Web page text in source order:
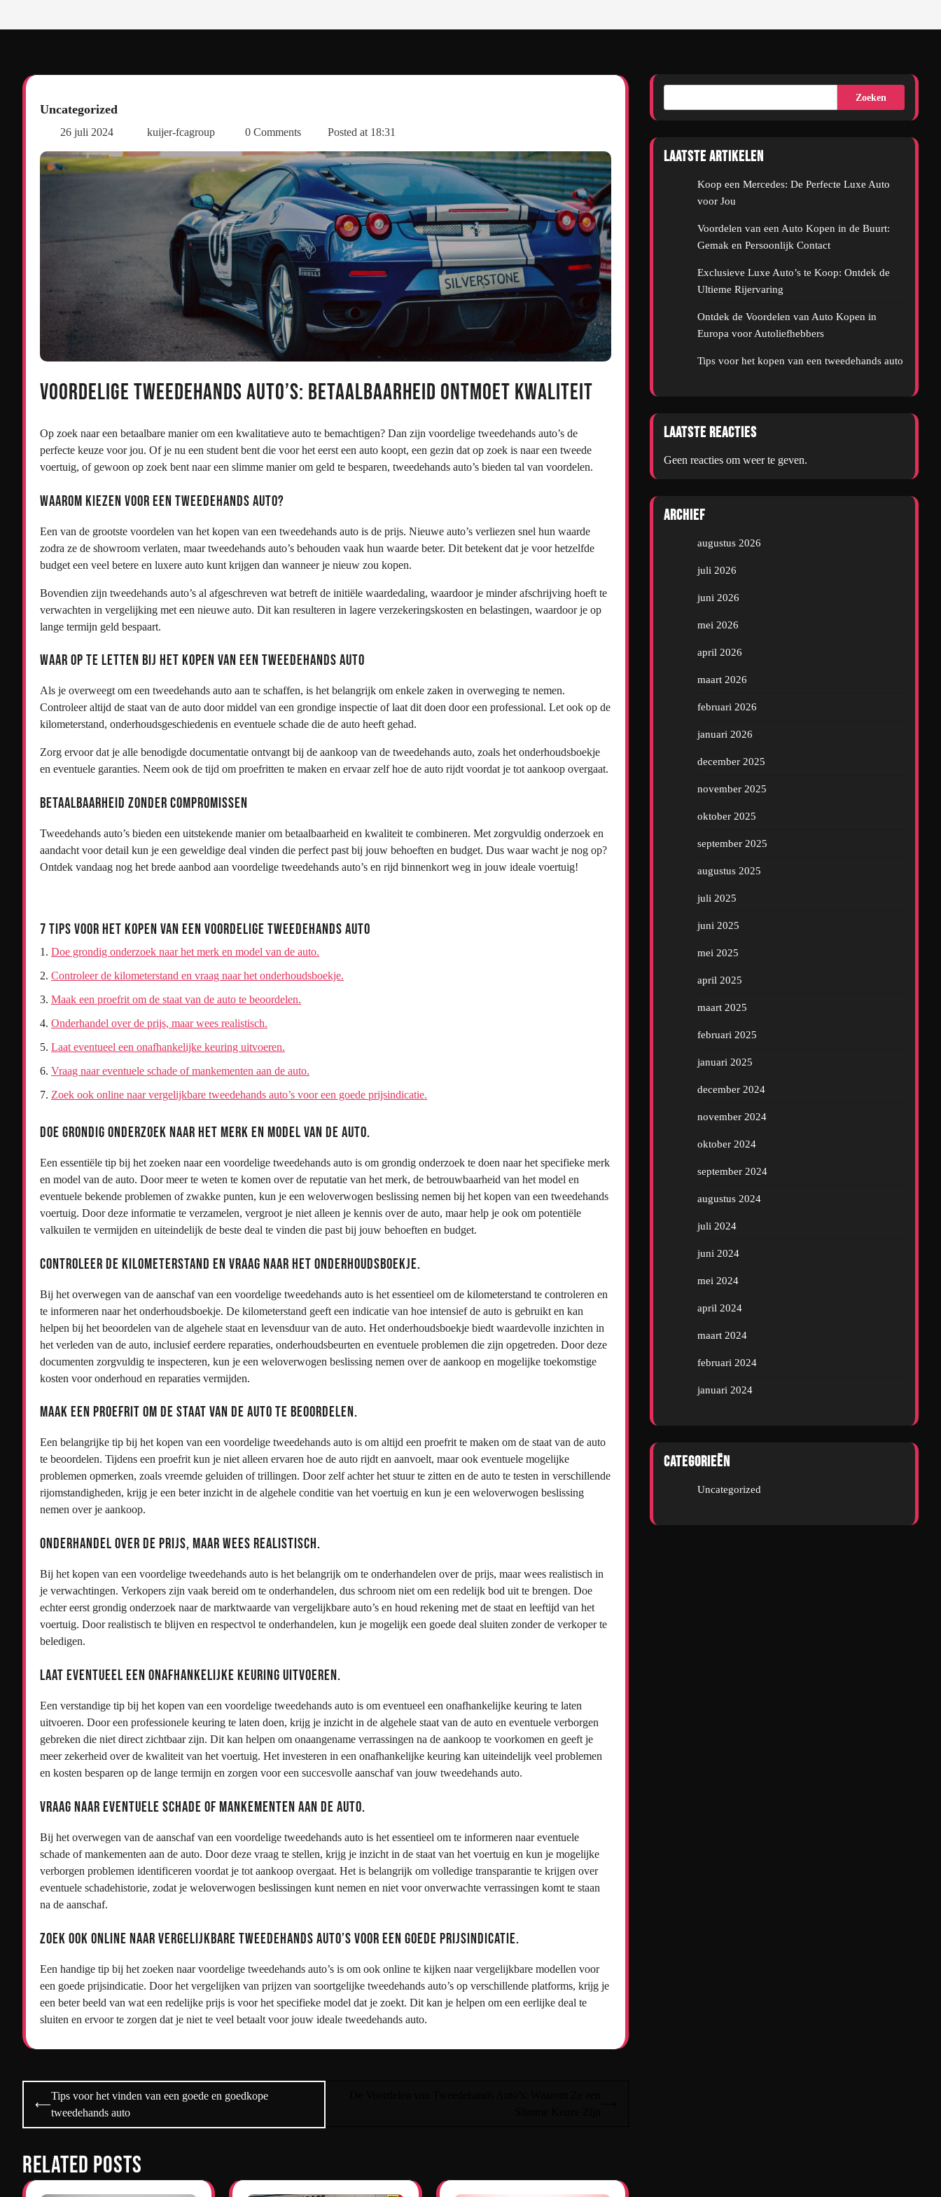
Uncategorized
26 juli 2024 kuijer-fcagroup 0 Comments Posted at 18:31
Voordelige Tweedehands Auto’s: Betaalbaarheid Ontmoet Kwaliteit
Op zoek naar een betaalbare manier om een kwalitatieve auto te bemachtigen? Dan zijn voordelige tweedehands auto’s de
perfecte keuze voor jou. Of je nu een student bent die voor het eerst een auto koopt, een gezin dat op zoek is naar een tweede
voertuig, of gewoon op zoek bent naar een slimme manier om geld te besparen, tweedehands auto’s bieden tal van voordelen.
Waarom Kiezen voor Een Tweedehands Auto?
Een van de grootste voordelen van het kopen van een tweedehands auto is de prijs. Nieuwe auto’s verliezen snel hun waarde
zodra ze de showroom verlaten, maar tweedehands auto’s behouden vaak hun waarde beter. Dit betekent dat je voor hetzelfde
budget een veel betere en luxere auto kunt krijgen dan wanneer je nieuw zou kopen.
Bovendien zijn tweedehands auto’s al afgeschreven wat betreft de initiële waardedaling, waardoor je minder afschrijving hoeft te
verwachten in vergelijking met een nieuwe auto. Dit kan resulteren in lagere verzekeringskosten en belastingen, waardoor je op
lange termijn geld bespaart.
Waar Op Te Letten Bij Het Kopen Van Een Tweedehands Auto
Als je overweegt om een tweedehands auto aan te schaffen, is het belangrijk om enkele zaken in overweging te nemen.
Controleer altijd de staat van de auto door middel van een grondige inspectie of laat dit doen door een professional. Let ook op de
kilometerstand, onderhoudsgeschiedenis en eventuele schade die de auto heeft gehad.
Zorg ervoor dat je alle benodigde documentatie ontvangt bij de aankoop van de tweedehands auto, zoals het onderhoudsboekje
en eventuele garanties. Neem ook de tijd om proefritten te maken en ervaar zelf hoe de auto rijdt voordat je tot aankoop overgaat.
Betaalbaarheid Zonder Compromissen
Tweedehands auto’s bieden een uitstekende manier om betaalbaarheid en kwaliteit te combineren. Met zorgvuldig onderzoek en
aandacht voor detail kun je een geweldige deal vinden die perfect past bij jouw behoeften en budget. Dus waar wacht je nog op?
Ontdek vandaag nog het brede aanbod aan voordelige tweedehands auto’s en rijd binnenkort weg in jouw ideale voertuig!
7 Tips voor het Kopen van een Voordelige Tweedehands Auto
Doe grondig onderzoek naar het merk en model van de auto.
Controleer de kilometerstand en vraag naar het onderhoudsboekje.
Maak een proefrit om de staat van de auto te beoordelen.
Onderhandel over de prijs, maar wees realistisch.
Laat eventueel een onafhankelijke keuring uitvoeren.
Vraag naar eventuele schade of mankementen aan de auto.
Zoek ook online naar vergelijkbare tweedehands auto’s voor een goede prijsindicatie.
Doe grondig onderzoek naar het merk en model van de auto.
Een essentiële tip bij het zoeken naar een voordelige tweedehands auto is om grondig onderzoek te doen naar het specifieke merk
en model van de auto. Door meer te weten te komen over de reputatie van het merk, de betrouwbaarheid van het model en
eventuele bekende problemen of zwakke punten, kun je een weloverwogen beslissing nemen bij het kopen van een tweedehands
voertuig. Door deze informatie te verzamelen, vergroot je niet alleen je kennis over de auto, maar help je ook om potentiële
valkuilen te vermijden en uiteindelijk de beste deal te vinden die past bij jouw behoeften en budget.
Controleer de kilometerstand en vraag naar het onderhoudsboekje.
Bij het overwegen van de aanschaf van een voordelige tweedehands auto is het essentieel om de kilometerstand te controleren en
te informeren naar het onderhoudsboekje. De kilometerstand geeft een indicatie van hoe intensief de auto is gebruikt en kan
helpen bij het beoordelen van de algehele staat en levensduur van de auto. Het onderhoudsboekje biedt waardevolle inzichten in
het verleden van de auto, inclusief eerdere reparaties, onderhoudsbeurten en eventuele problemen die zijn opgetreden. Door deze
documenten zorgvuldig te inspecteren, kun je een weloverwogen beslissing nemen over de aankoop en mogelijke toekomstige
kosten voor onderhoud en reparaties vermijden.
Maak een proefrit om de staat van de auto te beoordelen.
Een belangrijke tip bij het kopen van een voordelige tweedehands auto is om altijd een proefrit te maken om de staat van de auto
te beoordelen. Tijdens een proefrit kun je niet alleen ervaren hoe de auto rijdt en aanvoelt, maar ook eventuele mogelijke
problemen opmerken, zoals vreemde geluiden of trillingen. Door zelf achter het stuur te zitten en de auto te testen in verschillende
rijomstandigheden, krijg je een beter inzicht in de algehele conditie van het voertuig en kun je een weloverwogen beslissing
nemen over je aankoop.
Onderhandel over de prijs, maar wees realistisch.
Bij het kopen van een voordelige tweedehands auto is het belangrijk om te onderhandelen over de prijs, maar wees realistisch in
je verwachtingen. Verkopers zijn vaak bereid om te onderhandelen, dus schroom niet om een redelijk bod uit te brengen. Doe
echter eerst grondig onderzoek naar de marktwaarde van vergelijkbare auto’s en houd rekening met de staat en leeftijd van het
voertuig. Door realistisch te blijven en respectvol te onderhandelen, kun je mogelijk een goede deal sluiten zonder de verkoper te
beledigen.
Laat eventueel een onafhankelijke keuring uitvoeren.
Een verstandige tip bij het kopen van een voordelige tweedehands auto is om eventueel een onafhankelijke keuring te laten
uitvoeren. Door een professionele keuring te laten doen, krijg je inzicht in de algehele staat van de auto en eventuele verborgen
gebreken die niet direct zichtbaar zijn. Dit kan helpen om onaangename verrassingen na de aankoop te voorkomen en geeft je
meer zekerheid over de kwaliteit van het voertuig. Het investeren in een onafhankelijke keuring kan uiteindelijk veel problemen
en kosten besparen op de lange termijn en zorgen voor een succesvolle aanschaf van jouw tweedehands auto.
Vraag naar eventuele schade of mankementen aan de auto.
Bij het overwegen van de aanschaf van een voordelige tweedehands auto is het essentieel om te informeren naar eventuele
schade of mankementen aan de auto. Door deze vraag te stellen, krijg je inzicht in de staat van het voertuig en kun je mogelijke
verborgen problemen identificeren voordat je tot aankoop overgaat. Het is belangrijk om volledige transparantie te krijgen over
eventuele schadehistorie, zodat je weloverwogen beslissingen kunt nemen en niet voor onverwachte verrassingen komt te staan
na de aanschaf.
Zoek ook online naar vergelijkbare tweedehands auto’s voor een goede prijsindicatie.
Een handige tip bij het zoeken naar voordelige tweedehands auto’s is om ook online te kijken naar vergelijkbare modellen voor
een goede prijsindicatie. Door het vergelijken van prijzen van soortgelijke tweedehands auto’s op verschillende platforms, krijg je
een beter beeld van wat een redelijke prijs is voor het specifieke model dat je zoekt. Dit kan je helpen om een eerlijke deal te
sluiten en ervoor te zorgen dat je niet te veel betaalt voor jouw ideale tweedehands auto.
Bericht
navigatie
⟵
Tips voor het vinden van een goede en goedkope
tweedehands auto
Related Posts
Zoeken
Laatste artikelen
Koop een Mercedes: De Perfecte Luxe Auto
voor Jou
Voordelen van een Auto Kopen in de Buurt:
Gemak en Persoonlijk Contact
Exclusieve Luxe Auto’s te Koop: Ontdek de
Ultieme Rijervaring
Ontdek de Voordelen van Auto Kopen in
Europa voor Autoliefhebbers
Tips voor het kopen van een tweedehands auto
Laatste reacties
Geen reacties om weer te geven.
Archief
augustus 2026
juli 2026
juni 2026
mei 2026
april 2026
maart 2026
februari 2026
januari 2026
december 2025
november 2025
oktober 2025
september 2025
augustus 2025
juli 2025
juni 2025
mei 2025
april 2025
maart 2025
februari 2025
januari 2025
december 2024
november 2024
oktober 2024
september 2024
augustus 2024
juli 2024
juni 2024
mei 2024
april 2024
maart 2024
februari 2024
januari 2024
Categorieën
Uncategorized